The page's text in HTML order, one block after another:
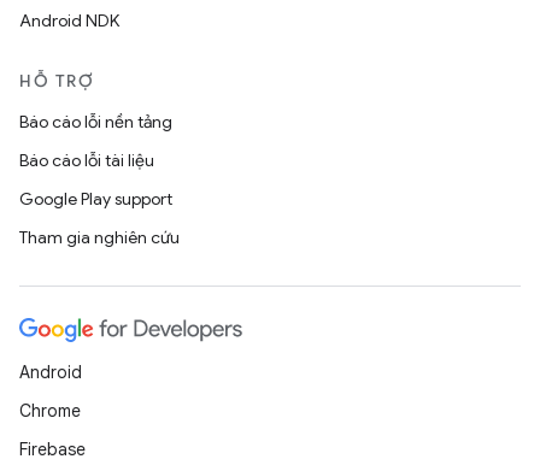
Android NDK
HỖ TRỢ
Báo cáo lỗi nền tảng
Báo cáo lỗi tài liệu
Google Play support
Tham gia nghiên cứu
Android
Chrome
Firebase